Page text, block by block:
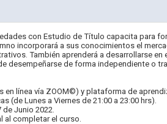
con Estudio de Título capacita para
incorporará a sus conocimientos el
También aprenderá a desarrollarse
desempeñarse de forma independiente o
en línea vía ZOOM©) y plataforma de
(de Lunes a Viernes de 21:00 a 23:00 hrs).
de Junio 2022.
al completar el curso.